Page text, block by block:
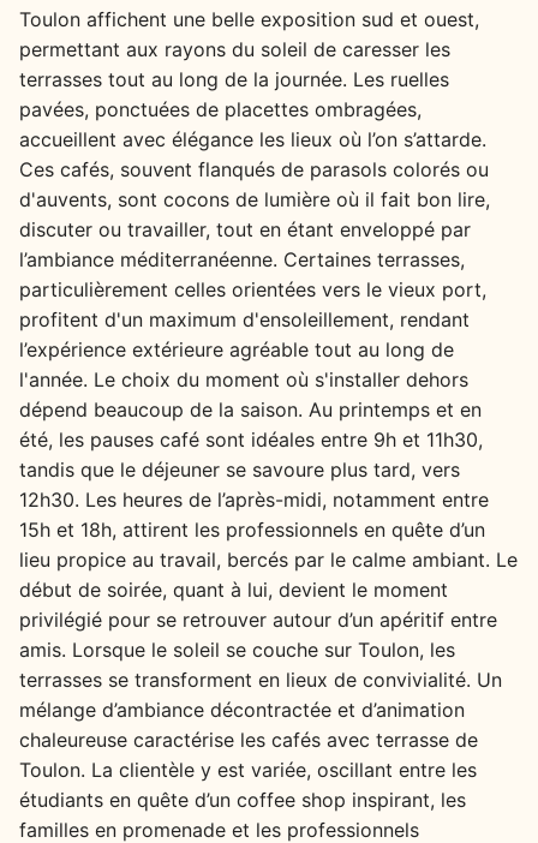
Toulon affichent une belle exposition sud et ouest,
permettant aux rayons du soleil de caresser les
terrasses tout au long de la journée. Les ruelles
pavées, ponctuées de placettes ombragées,
accueillent avec élégance les lieux où l’on s’attarde.
Ces cafés, souvent flanqués de parasols colorés ou
d'auvents, sont cocons de lumière où il fait bon lire,
discuter ou travailler, tout en étant enveloppé par
l’ambiance méditerranéenne. Certaines terrasses,
particulièrement celles orientées vers le vieux port,
profitent d'un maximum d'ensoleillement, rendant
l’expérience extérieure agréable tout au long de
l'année. Le choix du moment où s'installer dehors
dépend beaucoup de la saison. Au printemps et en
été, les pauses café sont idéales entre 9h et 11h30,
tandis que le déjeuner se savoure plus tard, vers
12h30. Les heures de l’après-midi, notamment entre
15h et 18h, attirent les professionnels en quête d’un
lieu propice au travail, bercés par le calme ambiant. Le
début de soirée, quant à lui, devient le moment
privilégié pour se retrouver autour d’un apéritif entre
amis. Lorsque le soleil se couche sur Toulon, les
terrasses se transforment en lieux de convivialité. Un
mélange d’ambiance décontractée et d’animation
chaleureuse caractérise les cafés avec terrasse de
Toulon. La clientèle y est variée, oscillant entre les
étudiants en quête d’un coffee shop inspirant, les
familles en promenade et les professionnels